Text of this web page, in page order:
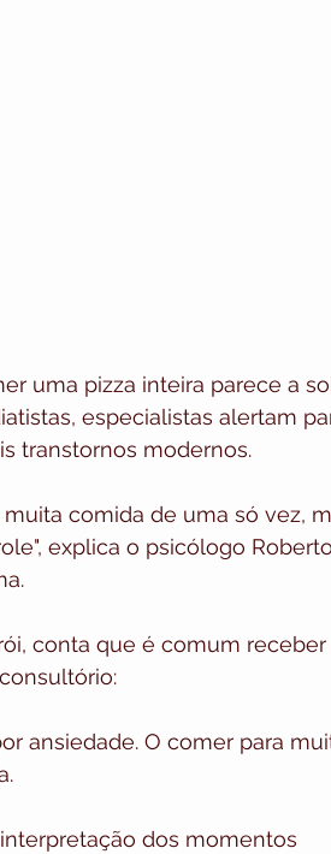
uma pizza inteira parece a
especialistas alertam
transtornos modernos.
comida de uma só vez,
explica o psicólogo Roberto
conta que é comum receber
ansiedade. O comer para
dos momentos